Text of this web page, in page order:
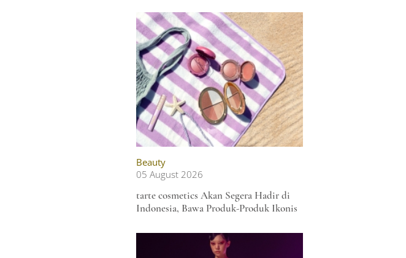
Beauty
05 August 2026
tarte cosmetics Akan Segera Hadir di
Indonesia, Bawa Produk-Produk Ikonis